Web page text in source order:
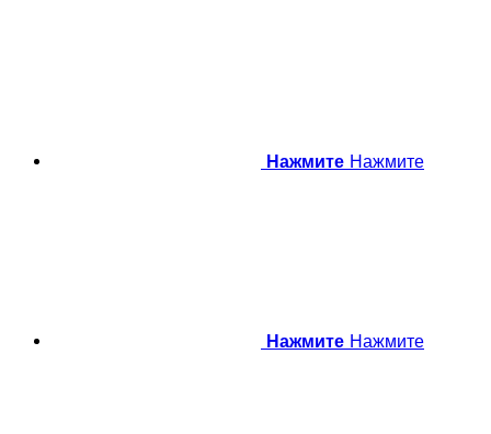
Нажмите Нажмите
Нажмите Нажмите